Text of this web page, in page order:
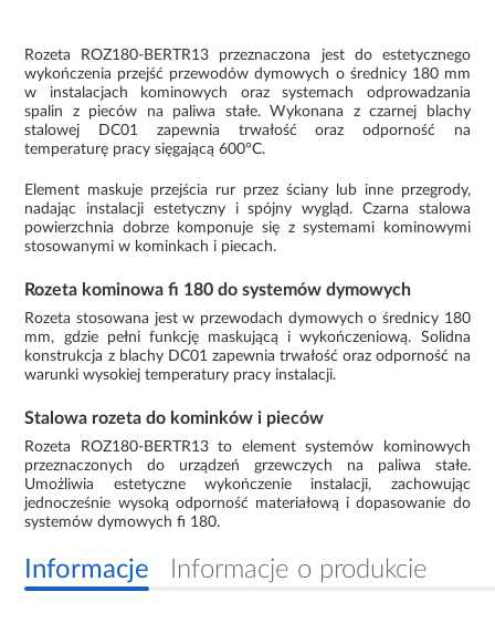
Rozeta ROZ180-BERTR13 przeznaczona jest do estetycznego
wykończenia przejść przewodów dymowych o średnicy 180 mm
w instalacjach kominowych oraz systemach odprowadzania
spalin z pieców na paliwa stałe. Wykonana z czarnej blachy
stalowej DC01 zapewnia trwałość oraz odporność na
temperaturę pracy sięgającą 600°C.
Element maskuje przejścia rur przez ściany lub inne przegrody,
nadając instalacji estetyczny i spójny wygląd. Czarna stalowa
powierzchnia dobrze komponuje się z systemami kominowymi
stosowanymi w kominkach i piecach.
Rozeta kominowa fi 180 do systemów dymowych
Rozeta stosowana jest w przewodach dymowych o średnicy 180
mm, gdzie pełni funkcję maskującą i wykończeniową. Solidna
konstrukcja z blachy DC01 zapewnia trwałość oraz odporność na
warunki wysokiej temperatury pracy instalacji.
Stalowa rozeta do kominków i pieców
Rozeta ROZ180-BERTR13 to element systemów kominowych
przeznaczonych do urządzeń grzewczych na paliwa stałe.
Umożliwia estetyczne wykończenie instalacji, zachowując
jednocześnie wysoką odporność materiałową i dopasowanie do
systemów dymowych fi 180.
Informacje Informacje o produkcie